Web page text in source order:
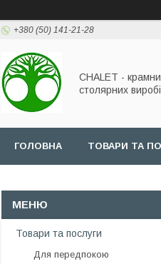
+380 (50) 141-21-28
CHALET -
столярних
ГОЛОВНА ТОВАРИ ТА
Товари та послуги
Для передпокою